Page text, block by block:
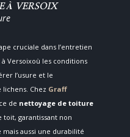
À VERSOIX
cruciale dans l’entretien
Versoixoù les conditions
l’usure et le
Chez Graff
de nettoyage de toiture
toit, garantissant non
aussi une durabilité